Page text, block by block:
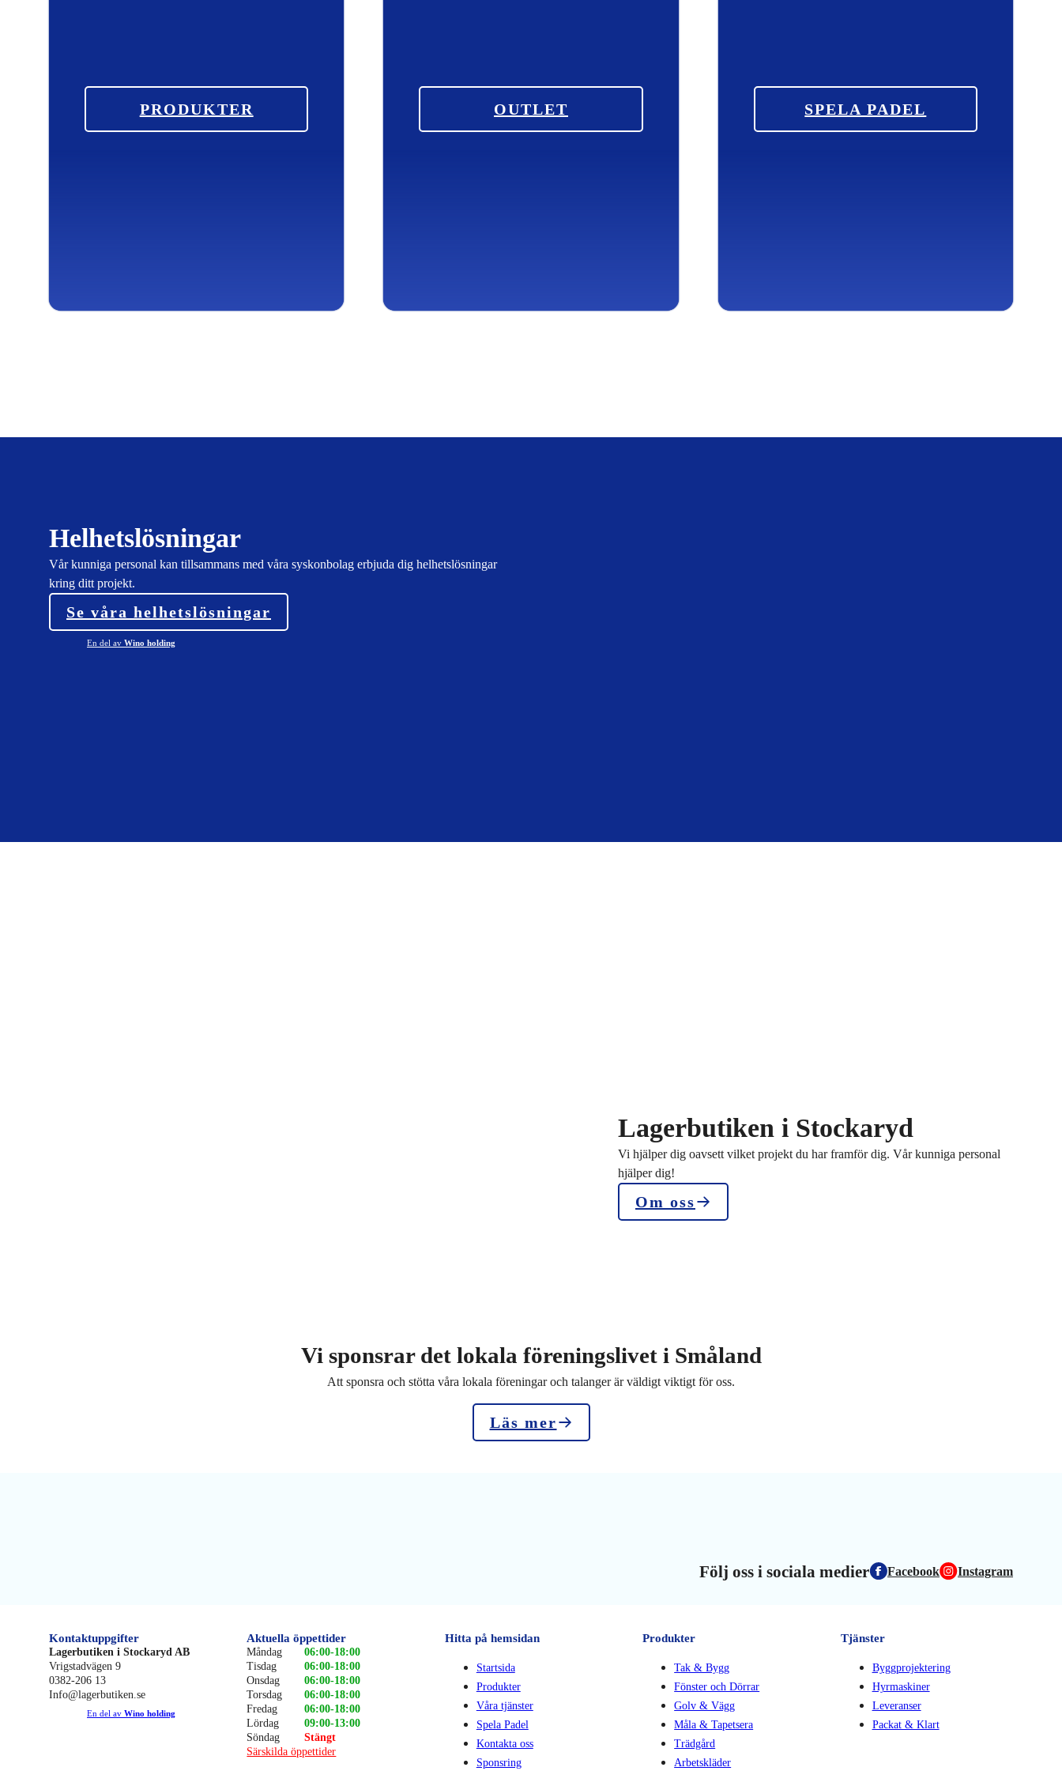
PRODUKTER OUTLET SPELA PADEL
Helhetslösningar
Vår kunniga personal kan tillsammans med våra syskonbolag erbjuda dig helhetslösningar
kring ditt projekt.
Se våra helhetslösningar
En del av Wino holding
Lagerbutiken i Stockaryd
Vi hjälper dig oavsett vilket projekt du har framför dig. Vår kunniga personal
hjälper dig!
Om oss
Vi sponsrar det lokala föreningslivet i Småland
Att sponsra och stötta våra lokala föreningar och talanger är väldigt viktigt för oss.
Läs mer
Följ oss i sociala medier Facebook Instagram
Kontaktuppgifter
Lagerbutiken i Stockaryd AB
Vrigstadvägen 9
0382-206 13
Info@lagerbutiken.se
En del av Wino holding
Aktuella öppettider
Måndag
06:00-18:00
Tisdag
06:00-18:00
Onsdag
06:00-18:00
Torsdag
06:00-18:00
Fredag
06:00-18:00
Lördag
09:00-13:00
Söndag
Stängt
Särskilda öppettider
Hitta på hemsidan
Startsida
Produkter
Våra tjänster
Spela Padel
Kontakta oss
Sponsring
Produkter
Tak & Bygg
Fönster och Dörrar
Golv & Vägg
Måla & Tapetsera
Trädgård
Arbetskläder
Tjänster
Byggprojektering
Hyrmaskiner
Leveranser
Packat & Klart